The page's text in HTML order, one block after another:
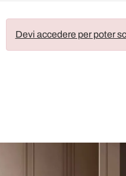
Devi accedere per poter